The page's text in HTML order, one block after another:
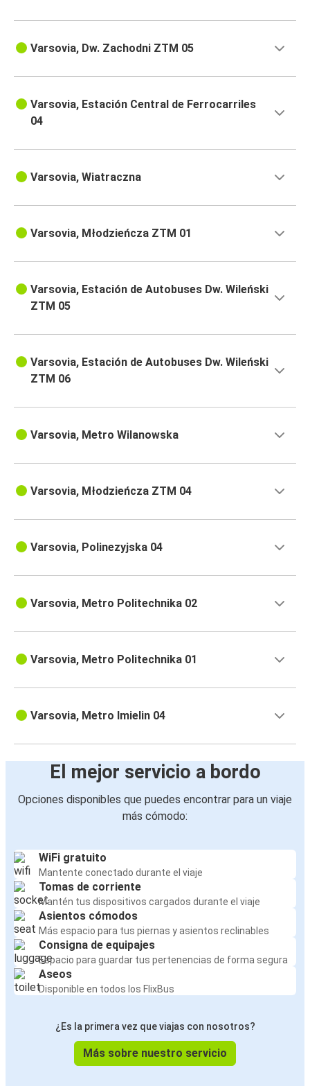
Varsovia, Dw. Zachodni ZTM 05
Varsovia, Estación Central de Ferrocarriles
04
Varsovia, Wiatraczna
Varsovia, Młodzieńcza ZTM 01
Varsovia, Estación de Autobuses Dw. Wileński
ZTM 05
Varsovia, Estación de Autobuses Dw. Wileński
ZTM 06
Varsovia, Metro Wilanowska
Varsovia, Młodzieńcza ZTM 04
Varsovia, Polinezyjska 04
Varsovia, Metro Politechnika 02
Varsovia, Metro Politechnika 01
Varsovia, Metro Imielin 04
El mejor servicio a bordo
Opciones disponibles que puedes encontrar para un viaje
más cómodo:
WiFi gratuito
Mantente conectado durante el viaje
Tomas de corriente
Mantén tus dispositivos cargados durante el viaje
Asientos cómodos
Más espacio para tus piernas y asientos reclinables
Consigna de equipajes
Espacio para guardar tus pertenencias de forma segura
Aseos
Disponible en todos los FlixBus
¿Es la primera vez que viajas con nosotros?
Más sobre nuestro servicio